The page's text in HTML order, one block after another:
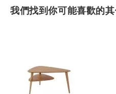
我們找到你可能喜歡的